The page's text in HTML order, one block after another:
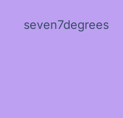
seven7degrees